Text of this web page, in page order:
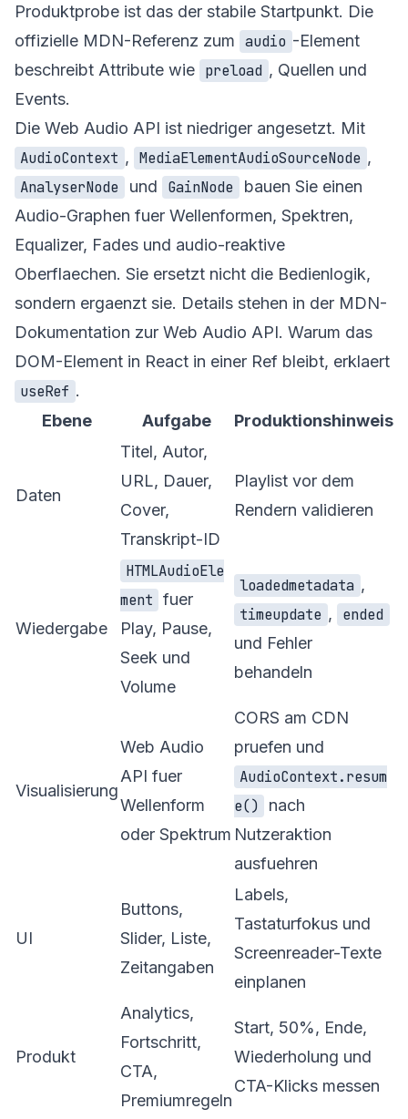
Produktprobe ist das der stabile Startpunkt. Die
offizielle MDN-Referenz zum audio -Element
beschreibt Attribute wie preload , Quellen und
Events.
Die Web Audio API ist niedriger angesetzt. Mit
AudioContext , MediaElementAudioSourceNode ,
AnalyserNode
und GainNode
bauen Sie einen
Audio-Graphen fuer Wellenformen, Spektren,
Equalizer, Fades und audio-reaktive
Oberflaechen. Sie ersetzt nicht die Bedienlogik,
sondern ergaenzt sie. Details stehen in der MDN-
Dokumentation zur Web Audio API. Warum das
DOM-Element in React in einer Ref bleibt, erklaert
useRef .
Ebene
Aufgabe Produktionshinweis
Daten
Titel, Autor,
URL, Dauer,
Cover,
Transkript-ID
Playlist vor dem
Rendern validieren
Wiedergabe
HTMLAudioEle
ment fuer
Play, Pause,
Seek und
Volume
loadedmetadata ,
timeupdate ,
ended
und Fehler
behandeln
Visualisierung
Web Audio
API fuer
Wellenform
oder Spektrum
CORS am CDN
pruefen und
AudioContext.resum
e()
nach
Nutzeraktion
ausfuehren
UI
Buttons,
Slider, Liste,
Zeitangaben
Labels,
Tastaturfokus und
Screenreader-Texte
einplanen
Produkt
Analytics,
Fortschritt,
CTA,
Premiumregeln
Start, 50%, Ende,
Wiederholung und
CTA-Klicks messen